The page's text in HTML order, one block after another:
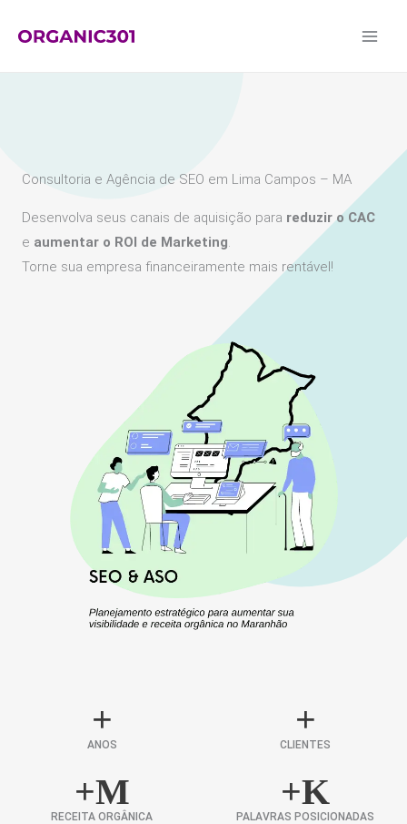
para
Consultoria e Agência de SEO em Lima Campos – MA
Desenvolva seus canais de aquisição para reduzir o CAC
e aumentar o ROI de Marketing.
Torne sua empresa financeiramente mais rentável!
+
ANOS
+
CLIENTES
+M
RECEITA ORGÂNICA
+K
PALAVRAS POSICIONADAS